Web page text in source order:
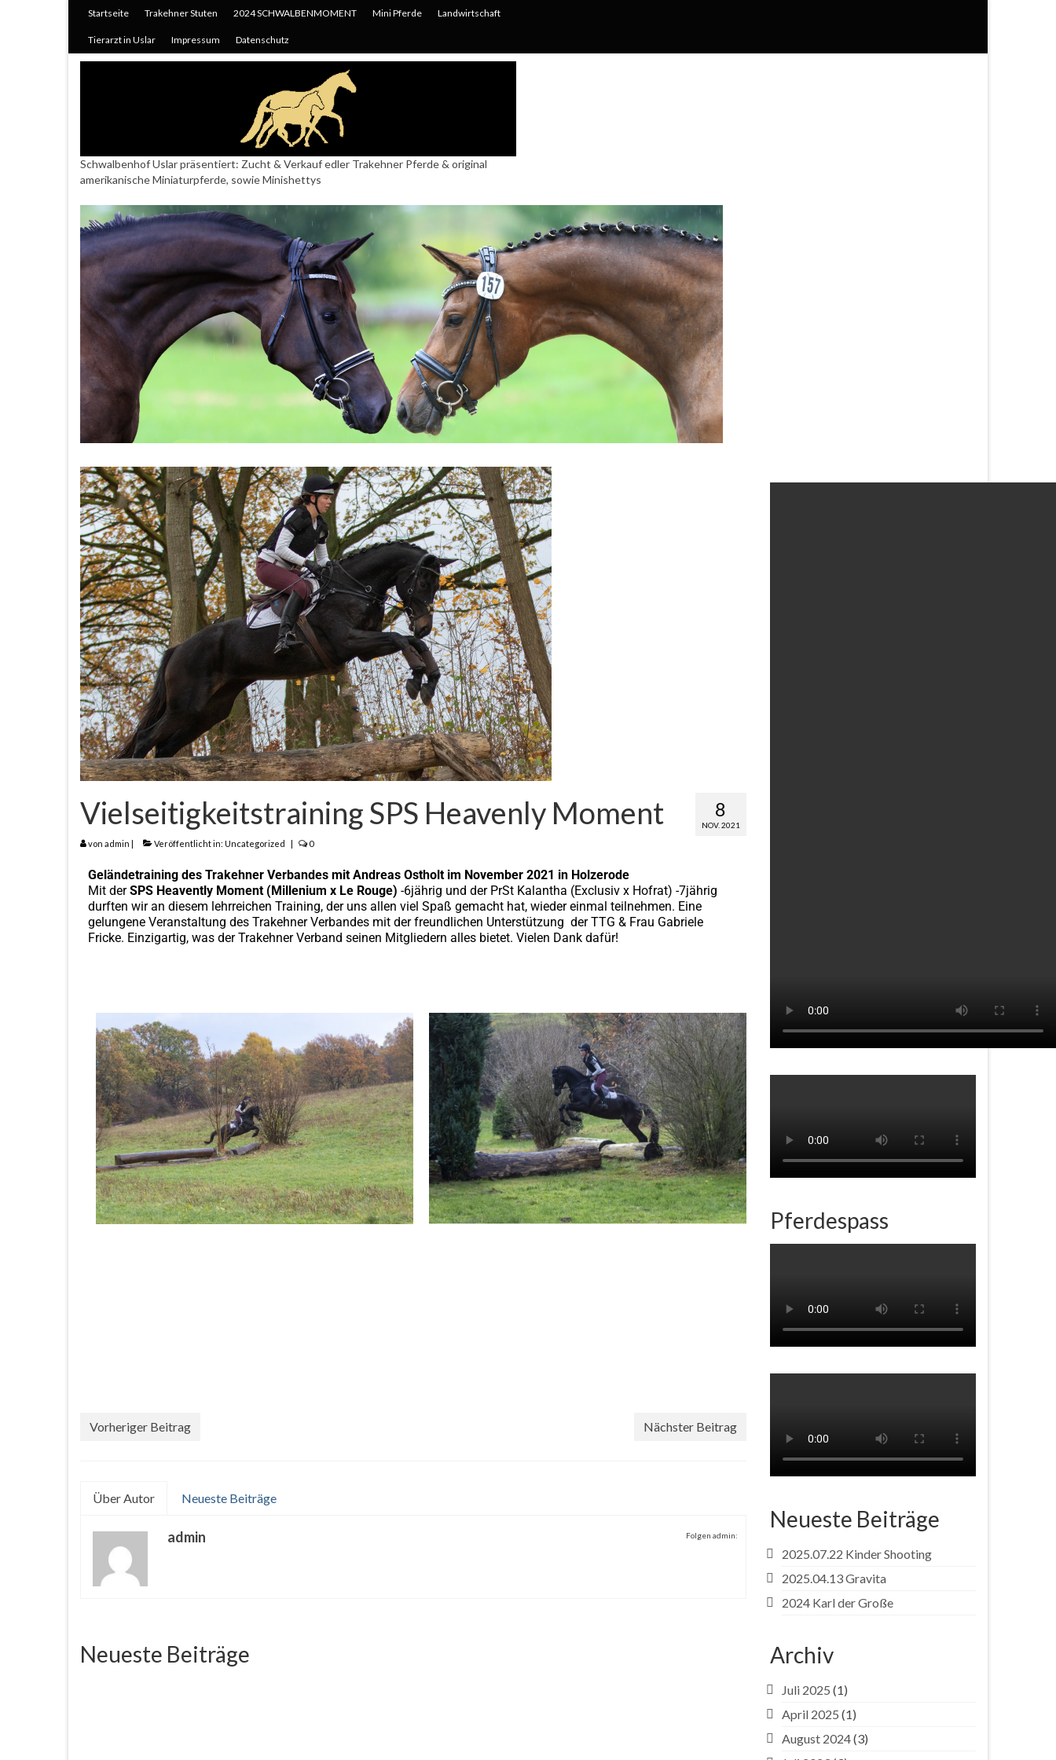
Startseite Trakehner Stuten 2024 SCHWALBENMOMENT Mini Pferde Landwirtschaft
Tierarzt in Uslar Impressum Datenschutz
Schwalbenhof Uslar präsentiert: Zucht & Verkauf edler Trakehner Pferde & original
amerikanische Miniaturpferde, sowie Minishettys
8
NOV. 2021
Vielseitigkeitstraining SPS Heavenly Moment
von admin | Veröffentlicht in: Uncategorized | 0
Geländetraining des Trakehner Verbandes mit Andreas Ostholt im November 2021 in Holzerode
Mit derSPS Heavently Moment (Millenium x Le Rouge) -6jährig und der PrSt Kalantha (Exclusiv x Hofrat) -7jährig
durften wir an diesem lehrreichen Training, der uns allen viel Spaß gemacht hat, wieder einmal teilnehmen. Eine
gelungene Veranstaltung des Trakehner Verbandes mit der freundlichen Unterstützung der TTG & Frau Gabriele
Fricke. Einzigartig, was der Trakehner Verband seinen Mitgliedern alles bietet. Vielen Dank dafür!
Vorheriger Beitrag Nächster Beitrag
Über Autor Neueste Beiträge
Folgen admin:
admin
Neueste Beiträge
Pferdespass
Neueste Beiträge
2025.07.22 Kinder Shooting
2025.04.13 Gravita
2024 Karl der Große
Archiv
Juli 2025 (1)
April 2025 (1)
August 2024(3)